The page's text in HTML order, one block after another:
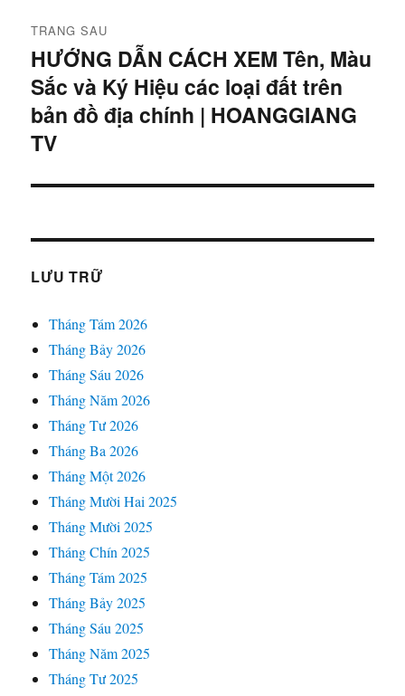
TRANG SAU
Bài
tiếp
theo:
HƯỚNG DẪN CÁCH XEM Tên, Màu
Sắc và Ký Hiệu các loại đất trên
bản đồ địa chính | HOANGGIANG
TV
LƯU TRỮ
Tháng Tám 2026
Tháng Bảy 2026
Tháng Sáu 2026
Tháng Năm 2026
Tháng Tư 2026
Tháng Ba 2026
Tháng Một 2026
Tháng Mười Hai 2025
Tháng Mười 2025
Tháng Chín 2025
Tháng Tám 2025
Tháng Bảy 2025
Tháng Sáu 2025
Tháng Năm 2025
Tháng Tư 2025